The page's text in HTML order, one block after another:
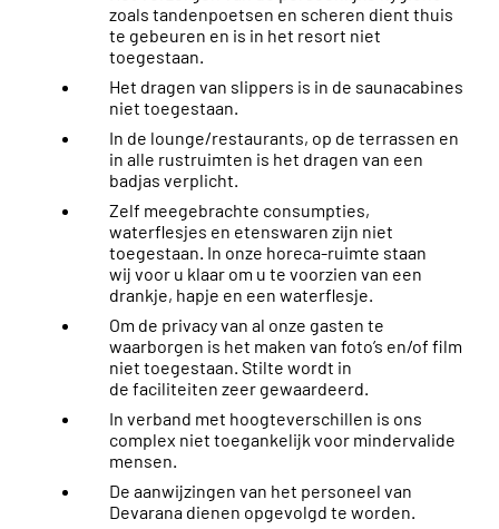
zoals tandenpoetsen en scheren dient thuis
te gebeuren en is in het resort niet
toegestaan.
Het dragen van slippers is in de saunacabines
niet toegestaan.
In de lounge/restaurants, op de terrassen en
in alle rustruimten is het dragen van een
badjas verplicht.
Zelf meegebrachte consumpties,
waterflesjes en etenswaren zijn niet
toegestaan. In onze horeca-ruimte staan
wij voor u klaar om u te voorzien van een
drankje, hapje en een waterflesje.
Om de privacy van al onze gasten te
waarborgen is het maken van foto’s en/of film
niet toegestaan. Stilte wordt in
de faciliteiten zeer gewaardeerd.
In verband met hoogteverschillen is ons
complex niet toegankelijk voor mindervalide
mensen.
De aanwijzingen van het personeel van
Devarana dienen opgevolgd te worden.